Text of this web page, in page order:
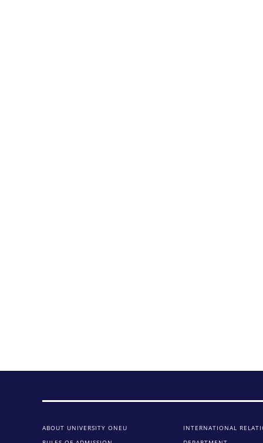
ABOUT UNIVERSITY ONEU
INTERNATIONAL